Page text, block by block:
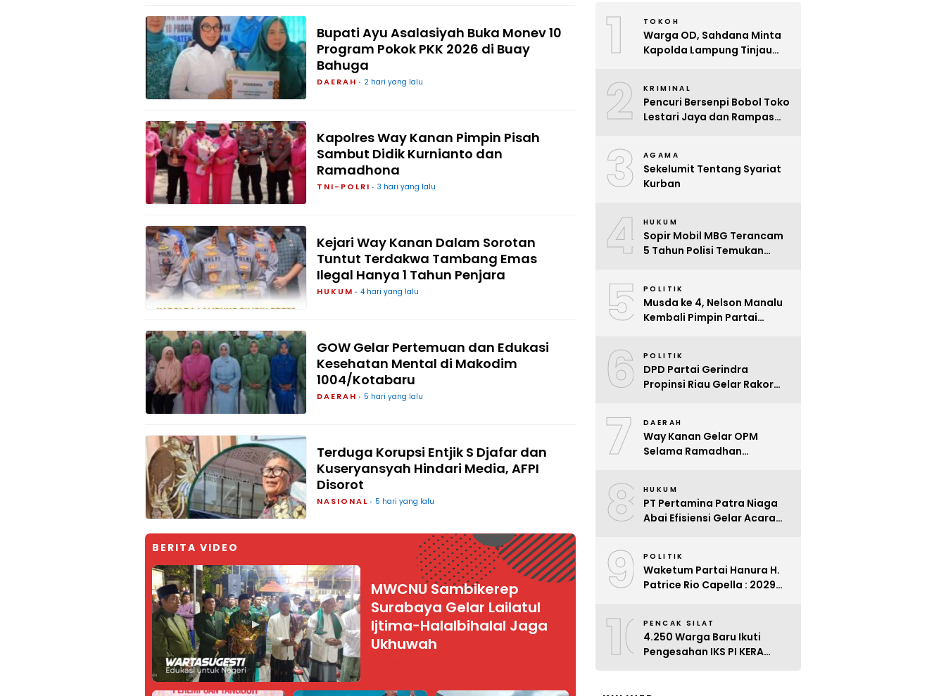
Bupati Ayu Asalasiyah Buka Monev 10
Program Pokok PKK 2026 di Buay
Bahuga
DAERAH 2 hari yang lalu
Kapolres Way Kanan Pimpin Pisah
Sambut Didik Kurnianto dan
Ramadhona
TNI-POLRI 3 hari yang lalu
Kejari Way Kanan Dalam Sorotan
Tuntut Terdakwa Tambang Emas
Ilegal Hanya 1 Tahun Penjara
HUKUM 4 hari yang lalu
GOW Gelar Pertemuan dan Edukasi
Kesehatan Mental di Makodim
1004/Kotabaru
DAERAH 5 hari yang lalu
Terduga Korupsi Entjik S Djafar dan
Kuseryansyah Hindari Media, AFPI
Disorot
NASIONAL 5 hari yang lalu
BERITA VIDEO
▶
MWCNU Sambikerep
Surabaya Gelar Lailatul
Ijtima-Halalbihalal Jaga
Ukhuwah
1 TOKOH
Warga OD, Sahdana Minta
Kapolda Lampung Tinjau
2 KRIMINAL
Pencuri Bersenpi Bobol Toko
Lestari Jaya dan Rampas
3 AGAMA
Sekelumit Tentang Syariat
Kurban
4 HUKUM
Sopir Mobil MBG Terancam
5 Tahun Polisi Temukan
5 POLITIK
Musda ke 4, Nelson Manalu
Kembali Pimpin Partai
6 POLITIK
DPD Partai Gerindra
Propinsi Riau Gelar Rakor
7 DAERAH
Way Kanan Gelar OPM
Selama Ramadhan
8 HUKUM
PT Pertamina Patra Niaga
Abai Efisiensi Gelar Acara
9 POLITIK
Waketum Partai Hanura H.
Patrice Rio Capella : 2029
10PENCAK SILAT
4.250 Warga Baru Ikuti
Pengesahan IKS PI KERA